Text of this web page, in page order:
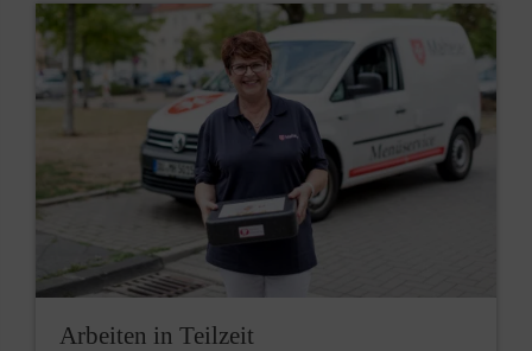
Arbeiten in Teilzeit